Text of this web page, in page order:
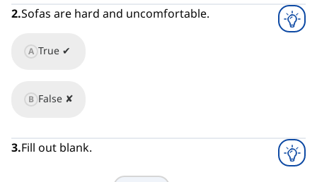
2.Sofas are hard and uncomfortable.
A True ✔
B False ✘
3.Fill out blank.